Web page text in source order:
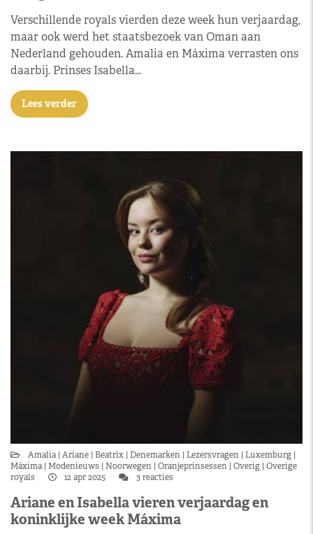
Verschillende royals vierden deze week hun verjaardag,
maar ook werd het staatsbezoek van Oman aan
Nederland gehouden. Amalia en Máxima verrasten ons
daarbij. Prinses Isabella…
Lees verder
Amalia Ariane Beatrix Denemarken Lezersvragen Luxemburg
Máxima Modenieuws Noorwegen Oranjeprinsessen Overig Overige
royals
12 apr 2025 3 reacties
Ariane en Isabella vieren verjaardag en
koninklijke week Máxima